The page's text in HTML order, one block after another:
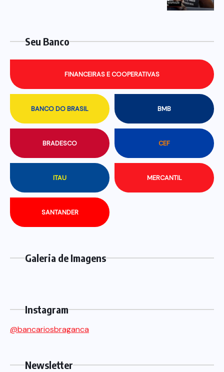
Seu Banco
BANCO DO BRASIL BMB
BRADESCO CEF
FINANCEIRAS E COOPERATIVAS
ITAU MERCANTIL
SANTANDER
Galeria de Imagens
Instagram
@bancariosbraganca
Newsletter